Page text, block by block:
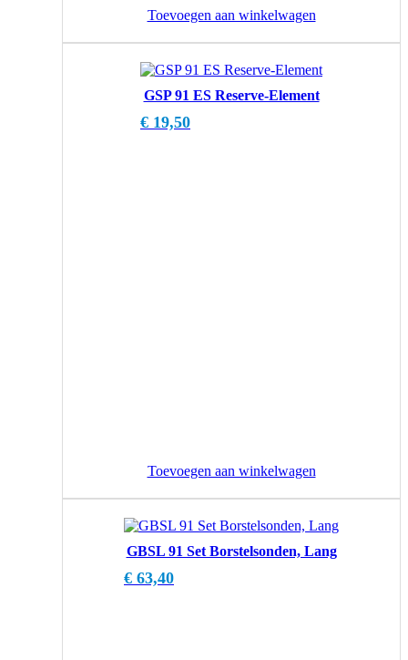
Toevoegen aan winkelwagen
GSP 91 ES Reserve-Element
€ 19,50
Toevoegen aan winkelwagen
GBSL 91 Set Borstelsonden, Lang
€ 63,40